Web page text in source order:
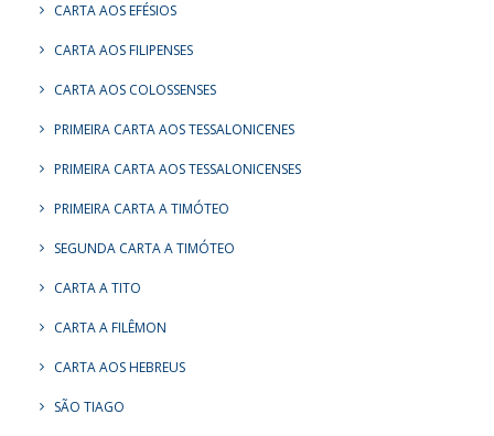
CARTA AOS EFÉSIOS
CARTA AOS FILIPENSES
CARTA AOS COLOSSENSES
PRIMEIRA CARTA AOS TESSALONICENES
PRIMEIRA CARTA AOS TESSALONICENSES
PRIMEIRA CARTA A TIMÓTEO
SEGUNDA CARTA A TIMÓTEO
CARTA A TITO
CARTA A FILÊMON
CARTA AOS HEBREUS
SÃO TIAGO